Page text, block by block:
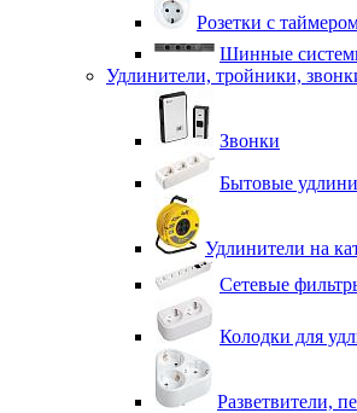
Розетки с
Шинные
Удлинители, тройники,
Звонки
Бытовые
Удлинители на
Сетевые
Колодки для
Разветвители,